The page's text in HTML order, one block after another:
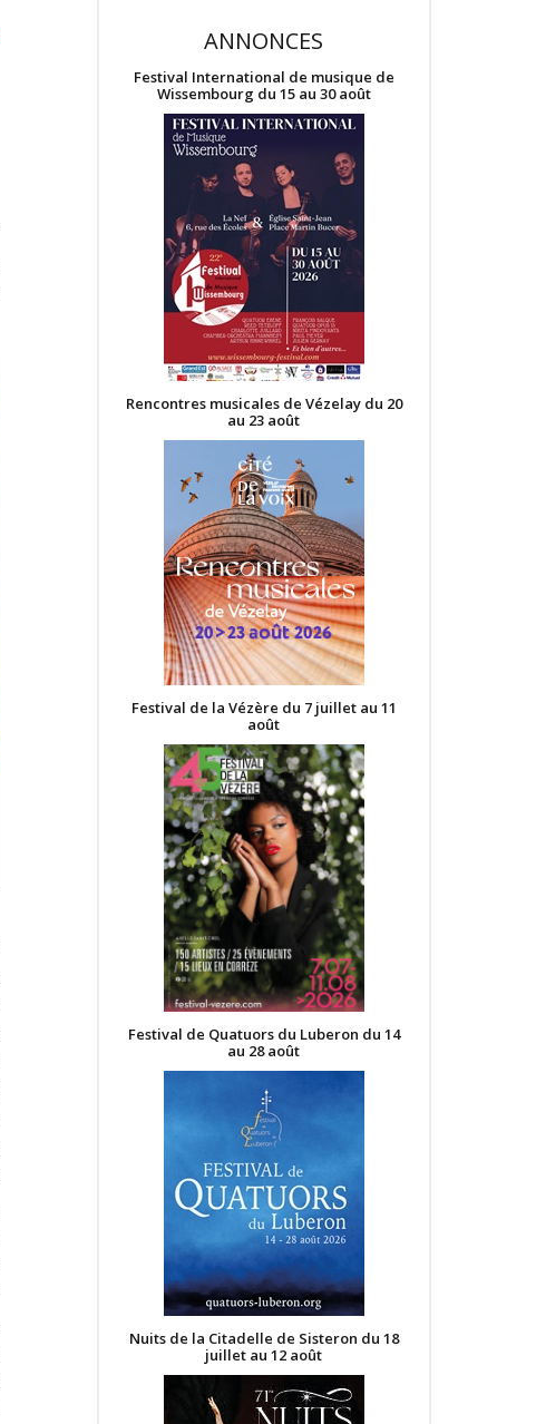
ANNONCES
Festival International de musique de
Wissembourg du 15 au 30 août
Rencontres musicales de Vézelay du 20
au 23 août
Festival de la Vézère du 7 juillet au 11
août
Festival de Quatuors du Luberon du 14
au 28 août
Nuits de la Citadelle de Sisteron du 18
juillet au 12 août